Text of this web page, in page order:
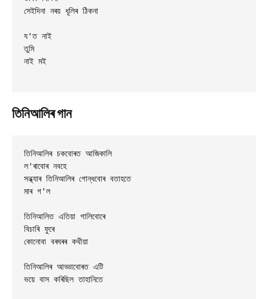
সেইদিনা নৰয় ধূলিৰ ঠিকনা
য'ত নাই
তুমি
নাই মই
তিনিআলিৰ গান
তিনিআলিৰ চকবোৰত আজিকালি
ল'ৰাবোৰ নবহে
সন্ধ্যাৰ তিনিআলিৰ গোন্ধবোৰ বতাহতে
মাৰ গ'ল
তিনিআলিত এতিয়া গালিবোৰে
বিচাৰি ফুৰে
কোনোবা বৰঘৰৰ কথীয়া
তিনিআলিৰ আড্ডাবোৰত এটি
ভয়ে বাস কৰিছিল তাহানিতে